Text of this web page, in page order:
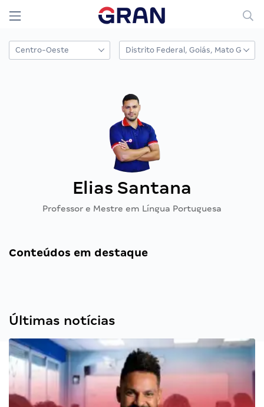
Elias Santana
Professor e Mestre em Língua Portuguesa
Conteúdos em destaque
Últimas notícias